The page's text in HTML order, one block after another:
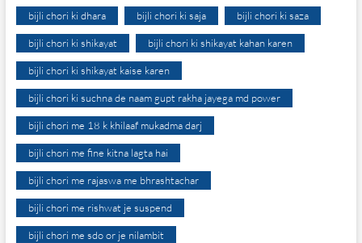
bijli chori ki dhara bijli chori ki saja bijli chori ki saza
bijli chori ki shikayat bijli chori ki shikayat kahan karen
bijli chori ki shikayat kaise karen
bijli chori ki suchna de naam gupt rakha jayega md power
bijli chori me 18 k khilaaf mukadma darj
bijli chori me fine kitna lagta hai
bijli chori me rajaswa me bhrashtachar
bijli chori me rishwat je suspend
bijli chori me sdo or je nilambit